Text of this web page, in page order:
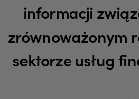
informacji
zrównoważonym
sektorze usług